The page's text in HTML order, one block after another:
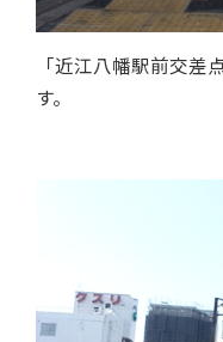
「近江八幡駅前交差
す。